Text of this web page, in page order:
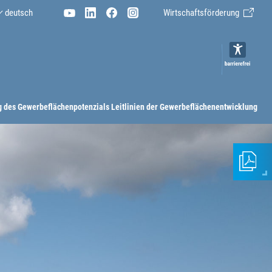
­des Gewerbeflächenpotenzials­ Leitlinien ­der Gewerbeflächenentwicklung­
deutsch Wirtschaftsförderung